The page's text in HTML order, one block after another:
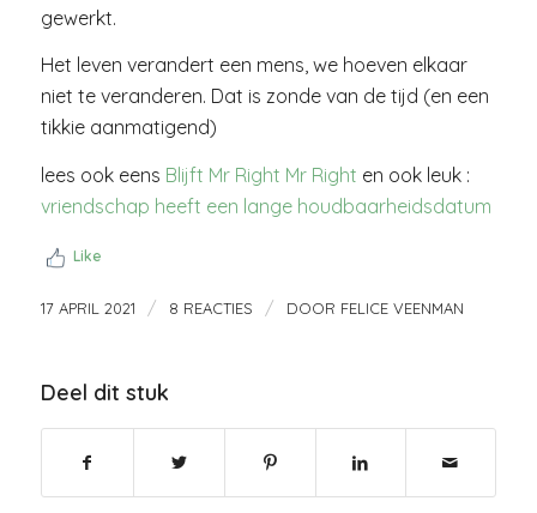
gewerkt.
Het leven verandert een mens, we hoeven elkaar
niet te veranderen. Dat is zonde van de tijd (en een
tikkie aanmatigend)
lees ook eens Blijft Mr Right Mr Right en ook leuk :
vriendschap heeft een lange houdbaarheidsdatum
Like
17 APRIL 2021 / 8 REACTIES / DOOR FELICE VEENMAN
Deel dit stuk